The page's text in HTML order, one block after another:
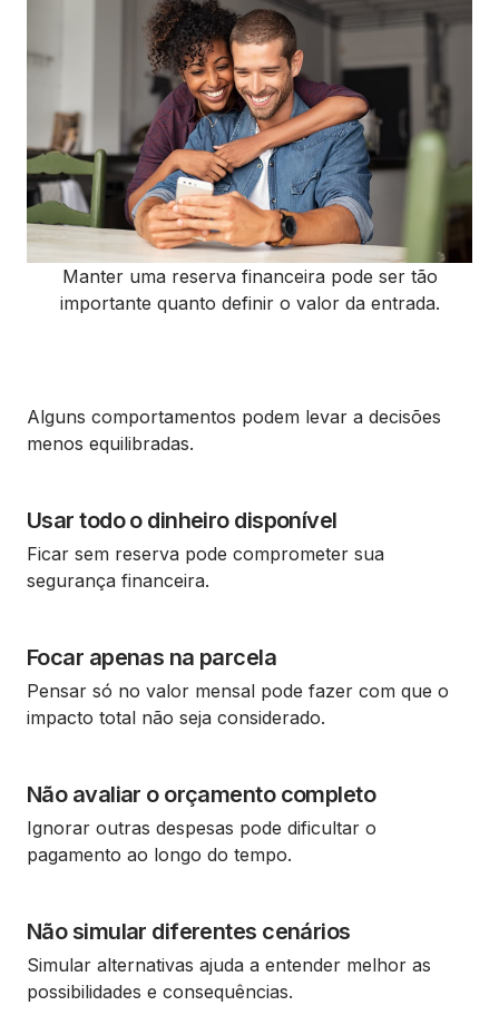
Manter uma reserva financeira pode ser tão
importante quanto definir o valor da entrada.
Alguns comportamentos podem levar a decisões
menos equilibradas.
Usar todo o dinheiro disponível
Ficar sem reserva pode comprometer sua
segurança financeira.
Focar apenas na parcela
Pensar só no valor mensal pode fazer com que o
impacto total não seja considerado.
Não avaliar o orçamento completo
Ignorar outras despesas pode dificultar o
pagamento ao longo do tempo.
Não simular diferentes cenários
Simular alternativas ajuda a entender melhor as
possibilidades e consequências.